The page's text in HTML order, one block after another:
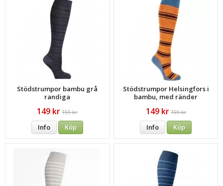
Stödstrumpor bambu grå
randiga
149 kr 159 kr
Info Köp
Stödstrumpor Helsingfors i
bambu, med ränder
149 kr 159 kr
Info Köp